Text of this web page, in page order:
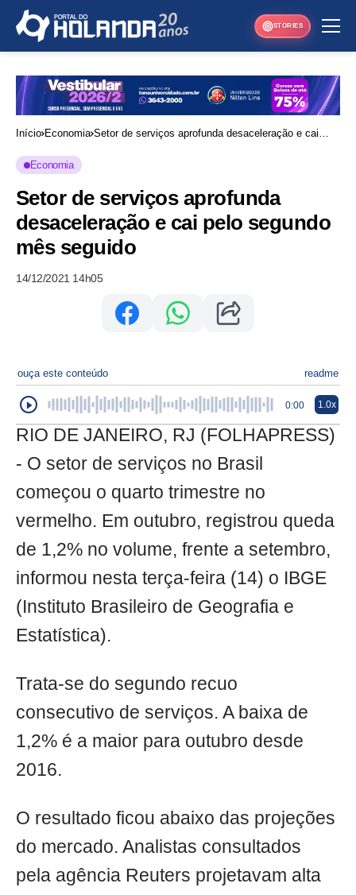
STORIES
Início Economia Setor de serviços aprofunda desaceleração e cai
Economia
Setor de serviços aprofunda
desaceleração e cai pelo segundo
mês seguido
14/12/2021 14h05
ouça este conteúdo readme
0:00 1.0x
RIO DE JANEIRO, RJ (FOLHAPRESS)
- O setor de serviços no Brasil
começou o quarto trimestre no
vermelho. Em outubro, registrou queda
de 1,2% no volume, frente a setembro,
informou nesta terça-feira (14) o IBGE
(Instituto Brasileiro de Geografia e
Estatística).
Trata-se do segundo recuo
consecutivo de serviços. A baixa de
1,2% é a maior para outubro desde
2016.
O resultado ficou abaixo das projeções
do mercado. Analistas consultados
pela agência Reuters projetavam alta